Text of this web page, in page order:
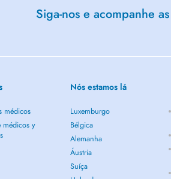
Siga-nos e acompanhe
médicos
médicos y
Nós estamos lá
Luxemburgo
Bélgica
Alemanha
Áustria
Suíça